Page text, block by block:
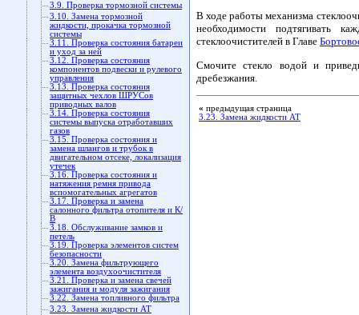
3.9. Проверка тормозной системы
3.10. Замена тормозной
жидкости, прокачка тормозной
системы
3.11. Проверка состояния батареи
и уход за ней
3.12. Проверка состояния
компонентов подвески и рулевого
управления
3.13. Проверка состояния
защитных чехлов ШРУСов
приводных валов
3.14. Проверка состояния
системы выпуска отработавших
газов
3.15. Проверка состояния и
замена шлангов и трубок в
двигательном отсеке, локализация
утечек
3.16. Проверка состояния и
натяжения ремня привода
вспомогательных агрегатов
3.17. Проверка и замена
салонного фильтра отопителя и К/
В
3.18. Обслуживание замков и
петель
3.19. Проверка элементов систем
безопасности
3.20. Замена фильтрующего
элемента воздухоочистителя
3.21. Проверка и замена свечей
зажигания и модуля зажигания
3.22. Замена топливного фильтра
3.23. Замена жидкости AT
В ходе работы механизма
необходимости подтягивать
стеклоочистителей в Главе
Смочите стекло водой и
дребезжания.
« предыдущая страница
3.23. Замена жидкости AT